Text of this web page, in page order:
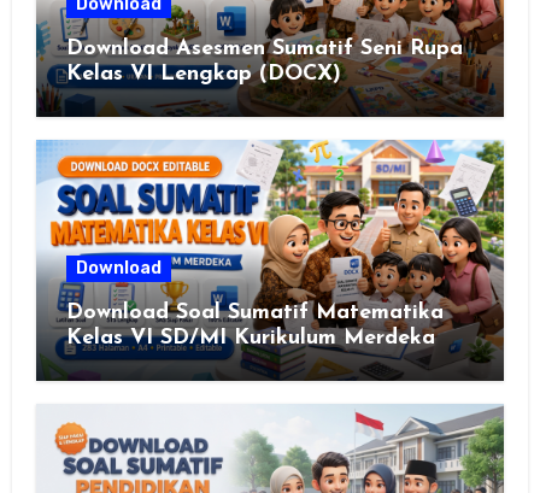
Download
Download Asesmen Sumatif Seni Rupa
Kelas VI Lengkap (DOCX)
Download
Download Soal Sumatif Matematika
Kelas VI SD/MI Kurikulum Merdeka